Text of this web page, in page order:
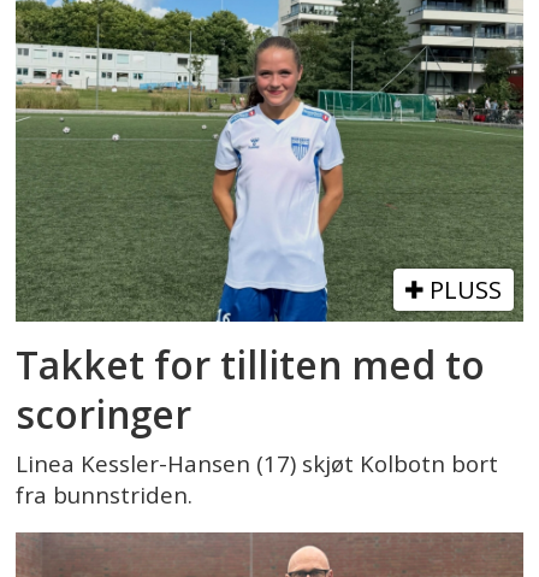
PLUSS
Takket for tilliten med to
scoringer
Linea Kessler-Hansen (17) skjøt Kolbotn bort
fra bunnstriden.